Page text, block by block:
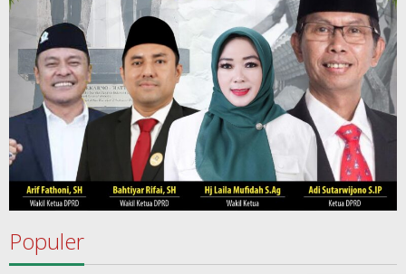
Populer